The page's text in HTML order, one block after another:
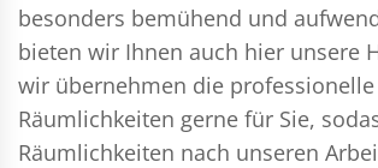
besonders bemühend und
bieten wir Ihnen auch hier unsere
wir übernehmen die
Räumlichkeiten gerne für Sie,
Räumlichkeiten nach unseren